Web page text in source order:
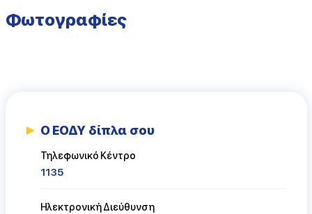
Φωτογραφίες
Ο ΕΟΔΥ δίπλα σου
Τηλεφωνικό Κέντρο
1135
Ηλεκτρονική Διεύθυνση